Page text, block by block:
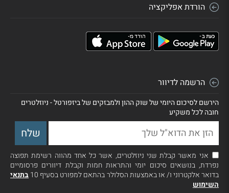
הורדת אפליקציה
הרשמה לדיוור
הירשם לסיכום היומי של שוק ההון ולמבזקים של ביזפורטל - ניוזלטרים
חובה לכל משקיע
אני מאשר קבלת שני ניוזלטרים, אשר כל אחד מהווה רשימת תפוצה
נפרדת, בנושאים סיכום יומי והתראות חמות וקבלת דיוורים פרסומיים
בדואר אלקטרוני ו/ או באמצעות הסלולר בהתאם למפורט בסעיף 10
בתנאי
השימוש